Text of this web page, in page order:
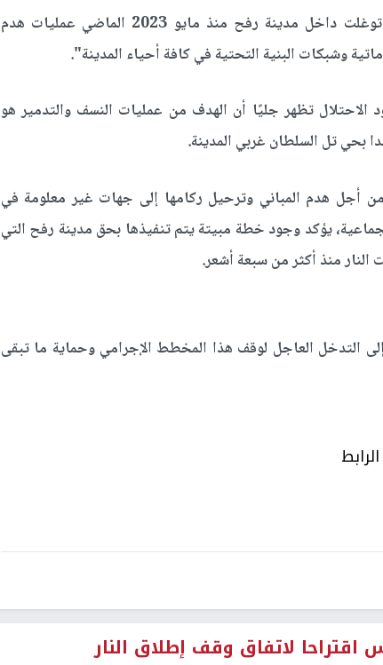
وقال الصوفي:" نفذت قوات الاحتلال التي توغلت داخل مدينة رفح منذ مايو 2023 الماضي عمليات هدم
وشبكات البنية التحتية في كافة أحياء المدينة".
الاحتلال تظهر جليًا أن الهدف من عمليات النسف والتدمير هو
بحي تل السلطان غربي المدينة.
أجل هدم المباني وترحيل ركامها إلى جهات غير معلومة في
يؤكد وجود خطة مبيتة يتم تنفيذها بحق مدينة رفح التي
النار منذ أكثر من سبعة أشعر.
التدخل العاجل لوقف هذا المخطط الإجرامي وحماية ما تبقى
لاتفاق وقف إطلاق النار